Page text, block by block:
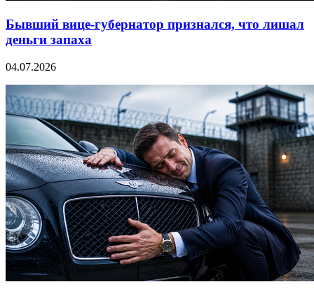
Бывший вице-губернатор признался, что лишал
деньги запаха
04.07.2026